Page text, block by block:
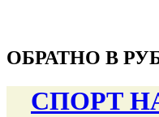
ОБРАТНО В
СПОРТ